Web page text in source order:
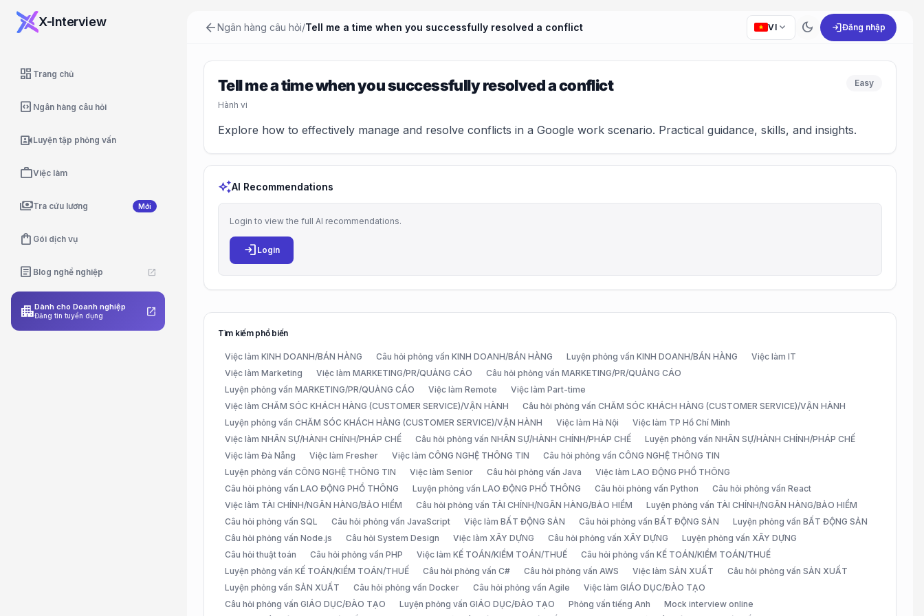
X-Interview
dashboard Trang chủ
code_blocks Ngân hàng câu hỏi
video_camera_frontLuyện tập phỏng vấn
workViệc làm
paymentsTra cứu lương Mới
shopping_bag Gói dịch vụ
article Blog nghề nghiệp open_in_new
apartmentDành cho Doanh nghiệp
Đăng tin tuyển dụng open_in_new
arrow_backNgân hàng câu hỏi/Tell me a time when you successfully resolved a conflict VI expand_more dark_mode loginĐăng nhập
Tell me a time when you successfully resolved a conflict
Hành vi
Easy
Explore how to effectively manage and resolve conflicts in a Google work scenario. Practical guidance, skills, and insights.
auto_awesomeAI Recommendations
Login to view the full AI recommendations.
login Login
Tìm kiếm phổ biến
Việc làm KINH DOANH/BÁN HÀNG Câu hỏi phỏng vấn KINH DOANH/BÁN HÀNG Luyện phỏng vấn KINH DOANH/BÁN HÀNG
Việc làm IT
Việc làm Marketing
Việc làm MARKETING/PR/QUẢNG CÁO
Câu hỏi phỏng vấn MARKETING/PR/QUẢNG CÁO
Luyện phỏng vấn MARKETING/PR/QUẢNG CÁO
Việc làm Remote
Việc làm Part-time
Việc làm CHĂM SÓC KHÁCH HÀNG (CUSTOMER SERVICE)/VẬN HÀNH
Câu hỏi phỏng vấn CHĂM SÓC KHÁCH HÀNG (CUSTOMER SERVICE)/VẬN HÀNH
Luyện phỏng vấn CHĂM SÓC KHÁCH HÀNG (CUSTOMER SERVICE)/VẬN HÀNH
Việc làm Hà Nội
Việc làm TP Hồ Chí Minh
Việc làm NHÂN SỰ/HÀNH CHÍNH/PHÁP CHẾ
Câu hỏi phỏng vấn NHÂN SỰ/HÀNH CHÍNH/PHÁP CHẾ
Luyện phỏng vấn NHÂN SỰ/HÀNH CHÍNH/PHÁP CHẾ
Việc làm Đà Nẵng
Việc làm Fresher Việc làm CÔNG NGHỆ THÔNG TIN
Câu hỏi phỏng vấn CÔNG NGHỆ THÔNG TIN
Luyện phỏng vấn CÔNG NGHỆ THÔNG TIN
Việc làm Senior Câu hỏi phỏng vấn Java
Việc làm LAO ĐỘNG PHỔ THÔNG
Câu hỏi phỏng vấn LAO ĐỘNG PHỔ THÔNG
Luyện phỏng vấn LAO ĐỘNG PHỔ THÔNG Câu hỏi phỏng vấn Python
Câu hỏi phỏng vấn React
Việc làm TÀI CHÍNH/NGÂN HÀNG/BẢO HIỂM
Câu hỏi phỏng vấn TÀI CHÍNH/NGÂN HÀNG/BẢO HIỂM
Luyện phỏng vấn TÀI CHÍNH/NGÂN HÀNG/BẢO HIỂM
Câu hỏi phỏng vấn SQL
Câu hỏi phỏng vấn JavaScript Việc làm BẤT ĐỘNG SẢN Câu hỏi phỏng vấn BẤT ĐỘNG SẢN
Luyện phỏng vấn BẤT ĐỘNG SẢN
Câu hỏi phỏng vấn Node.js
Câu hỏi System Design Việc làm XÂY DỰNG Câu hỏi phỏng vấn XÂY DỰNG
Luyện phỏng vấn XÂY DỰNG
Câu hỏi thuật toán
Câu hỏi phỏng vấn PHP Việc làm KẾ TOÁN/KIỂM TOÁN/THUẾ
Câu hỏi phỏng vấn KẾ TOÁN/KIỂM TOÁN/THUẾ
Luyện phỏng vấn KẾ TOÁN/KIỂM TOÁN/THUẾ
Câu hỏi phỏng vấn C# Câu hỏi phỏng vấn AWS Việc làm SẢN XUẤT
Câu hỏi phỏng vấn SẢN XUẤT
Luyện phỏng vấn SẢN XUẤT
Câu hỏi phỏng vấn Docker Câu hỏi phỏng vấn Agile
Việc làm GIÁO DỤC/ĐÀO TẠO
Câu hỏi phỏng vấn GIÁO DỤC/ĐÀO TẠO
Luyện phỏng vấn GIÁO DỤC/ĐÀO TẠO Phỏng vấn tiếng Anh
Mock interview online